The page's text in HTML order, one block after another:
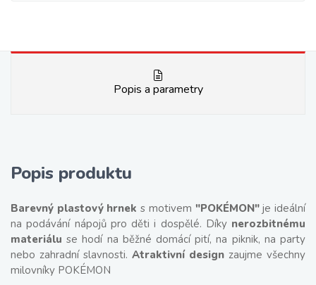
Popis a parametry
Popis produktu
Barevný plastový hrnek s motivem "POKÉMON"je ideální
na podávání nápojů pro děti i dospělé. Díky nerozbitnému
materiálu se hodí na běžné domácí pití, na piknik, na party
nebo zahradní slavnosti. Atraktivní design zaujme všechny
milovníky POKÉMON